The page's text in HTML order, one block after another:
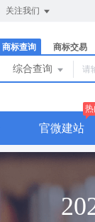
关注我们
商标查询 商标交易
综合查询
官微建站